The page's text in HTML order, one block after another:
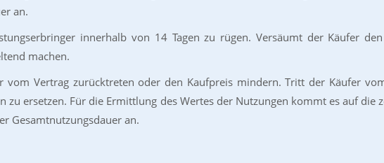
an.
innerhalb von 14 Tagen zu rügen. Versäumt der Käufer
machen.
vom Vertrag zurücktreten oder den Kaufpreis mindern. Tritt der Käufer
zu ersetzen. Für die Ermittlung des Wertes der Nutzungen kommt es auf
Gesamtnutzungsdauer an.